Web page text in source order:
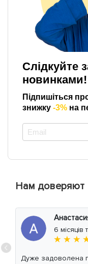
Слідкуйте
новинками!
Підпишіться
знижку -3% на
Нам доверяют
6 місяців
★ ★ ★
Дуже задоволена